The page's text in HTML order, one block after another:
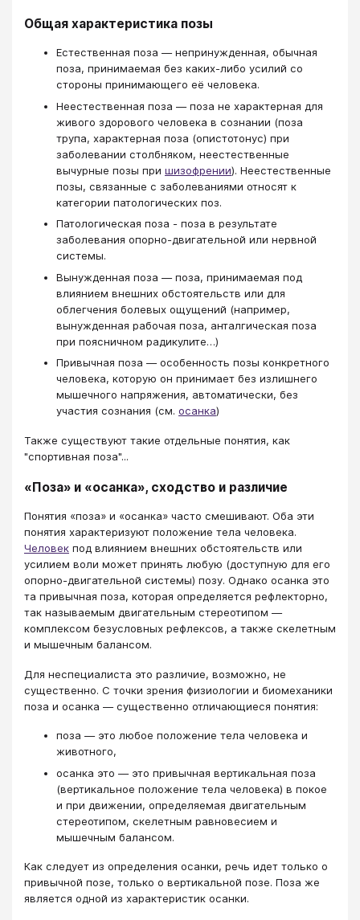
Общая характеристика позы
Естественная поза — непринужденная, обычная
поза, принимаемая без каких-либо усилий со
стороны принимающего её человека.
Неестественная поза — поза не характерная для
живого здорового человека в сознании (поза
трупа, характерная поза (опистотонус) при
заболевании столбняком, неестественные
вычурные позы при шизофрении). Неестественные
позы, связанные с заболеваниями относят к
категории патологических поз.
Патологическая поза - поза в результате
заболевания опорно-двигательной или нервной
системы.
Вынужденная поза — поза, принимаемая под
влиянием внешних обстоятельств или для
облегчения болевых ощущений (например,
вынужденная рабочая поза, анталгическая поза
при поясничном радикулите…)
Привычная поза — особенность позы конкретного
человека, которую он принимает без излишнего
мышечного напряжения, автоматически, без
участия сознания (см. осанка)
Также существуют такие отдельные понятия, как
"спортивная поза"...
«Поза» и «осанка», сходство и различие
Понятия «поза» и «осанка» часто смешивают. Оба эти
понятия характеризуют положение тела человека.
Человек под влиянием внешних обстоятельств или
усилием воли может принять любую (доступную для его
опорно-двигательной системы) позу. Однако осанка это
та привычная поза, которая определяется рефлекторно,
так называемым двигательным стереотипом —
комплексом безусловных рефлексов, а также скелетным
и мышечным балансом.
Для неспециалиста это различие, возможно, не
существенно. С точки зрения физиологии и биомеханики
поза и осанка — существенно отличающиеся понятия:
поза — это любое положение тела человека и
животного,
осанка это — это привычная вертикальная поза
(вертикальное положение тела человека) в покое
и при движении, определяемая двигательным
стереотипом, скелетным равновесием и
мышечным балансом.
Как следует из определения осанки, речь идет только о
привычной позе, только о вертикальной позе. Поза же
является одной из характеристик осанки.